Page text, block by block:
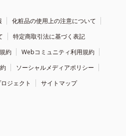
化粧品の使用上の注意について
特定商取引法に基づく表記
約
Webコミュニティ利用規約
ソーシャルメディアポリシー
ジェクト
サイトマップ